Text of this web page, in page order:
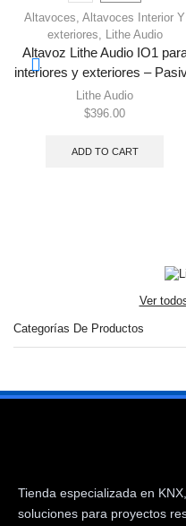
Altavoces Altavoces Interior Y
exteriores
Lithe Audio
Altavoz Lithe Audio IO1
interiores y exteriores –
Lithe Audio
$396.00
ADD TO CART
Ver
Categorías De Productos
Tienda especializada en
soluciones para proyectos